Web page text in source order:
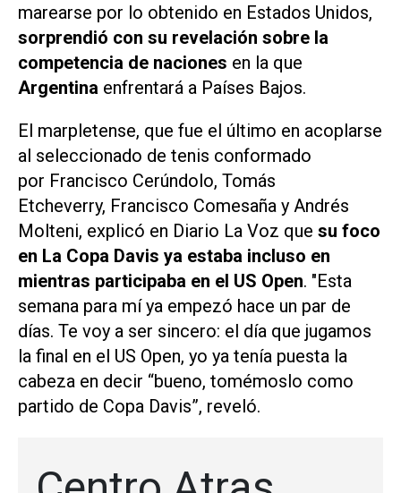
marearse por lo obtenido en Estados Unidos,
sorprendió con su revelación sobre la
competencia de naciones en la que
Argentina enfrentará a Países Bajos.
El marpletense, que fue el último en acoplarse
al seleccionado de tenis conformado
por Francisco Cerúndolo, Tomás
Etcheverry, Francisco Comesaña y Andrés
Molteni, explicó en Diario La Voz que su foco
en La Copa Davis ya estaba incluso en
mientras participaba en el US Open. "Esta
semana para mí ya empezó hace un par de
días. Te voy a ser sincero: el día que jugamos
la final en el US Open, yo ya tenía puesta la
cabeza en decir “bueno, tomémoslo como
partido de Copa Davis”, reveló.